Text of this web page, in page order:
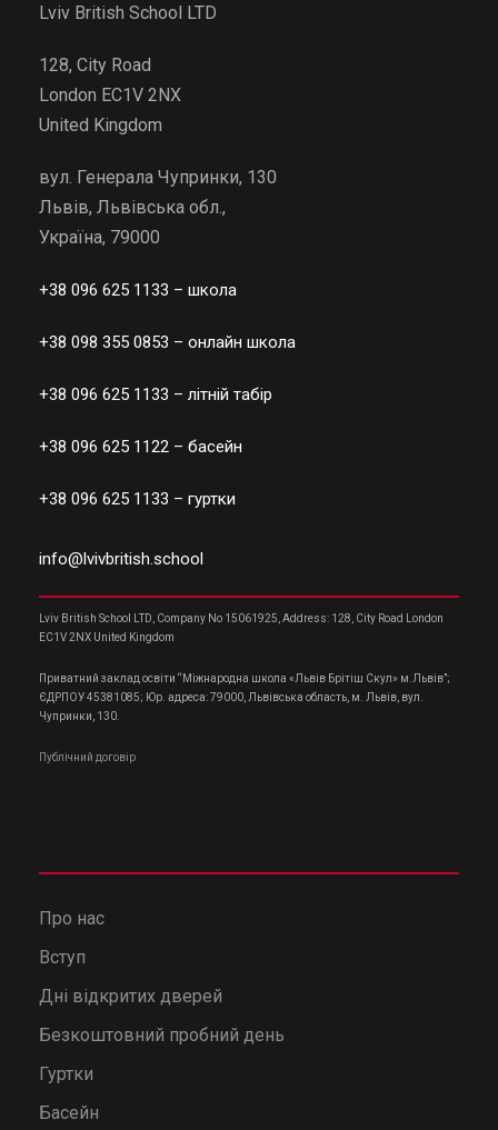
Lviv British School LTD
128, City Road
London EC1V 2NX
United Kingdom
вул. Генерала Чупринки, 130
Львів, Львівська обл.,
Україна, 79000
+38 096 625 1133 – школа
+38 098 355 0853 – онлайн школа
+38 096 625 1133 – літній табір
+38 096 625 1122 – басейн
+38 096 625 1133 – гуртки
info@lvivbritish.school
Lviv British School LTD, Company No 15061925, Address: 128, City Road London
EC1V 2NX United Kingdom
Приватний заклад освіти “Міжнародна школа «Львів Брітіш Скул» м.Львів”;
ЄДРПОУ 45381085; Юр. адреса: 79000, Львівська область, м. Львів, вул.
Чупринки, 130.
Публічний договір
Про нас
Вступ
Дні відкритих дверей
Безкоштовний пробний день
Гуртки
Басейн